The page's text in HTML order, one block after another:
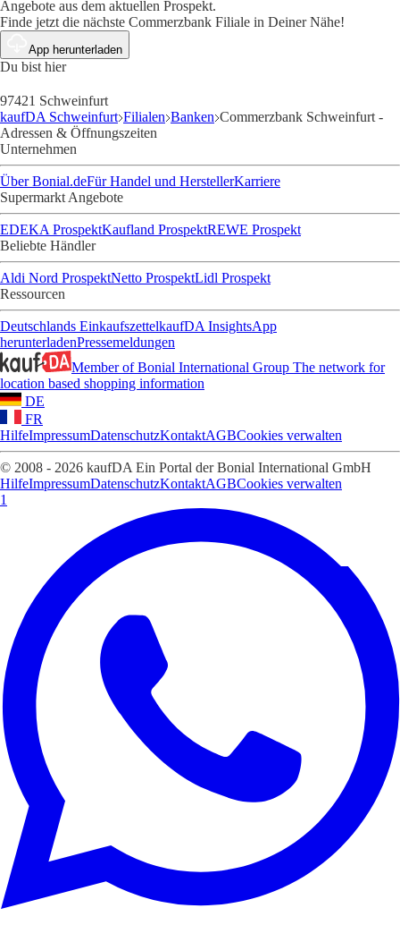
Angebote aus dem aktuellen Prospekt.
Finde jetzt die nächste Commerzbank Filiale in Deiner Nähe!
App herunterladen
Du bist hier
97421 Schweinfurt
kaufDA Schweinfurt Filialen Banken Commerzbank Schweinfurt -
Adressen & Öffnungszeiten
Unternehmen
Über Bonial.deFür Handel und HerstellerKarriere
Supermarkt Angebote
EDEKA ProspektKaufland ProspektREWE Prospekt
Beliebte Händler
Aldi Nord ProspektNetto ProspektLidl Prospekt
Ressourcen
Deutschlands EinkaufszettelkaufDA InsightsApp
herunterladenPressemeldungen
Member of Bonial International Group The network for
location based shopping information
DE
FR
HilfeImpressumDatenschutzKontaktAGBCookies verwalten
© 2008 - 2026 kaufDA Ein Portal der Bonial International GmbH
HilfeImpressumDatenschutzKontaktAGBCookies verwalten
1